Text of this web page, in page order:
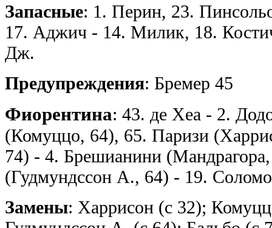
Запасные: 1. Перин, 23.
17. Аджич - 14. Милик, 18.
Дж.
Предупреждения: Бремер 45
Фиорентина: 43. де Хеа - 2.
(Комуццо, 64), 65. Паризи
74) - 4. Брешианини
(Гудмундссон А., 64) - 19.
Замены: Харрисон (с 32);